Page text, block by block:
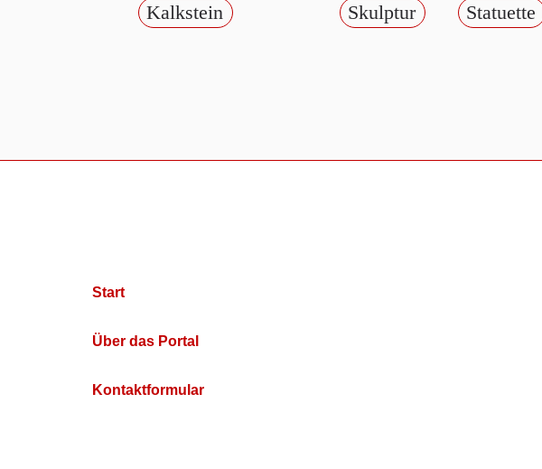
Kalkstein Skulptur Statuette
Start
Über das Portal
Kontaktformular